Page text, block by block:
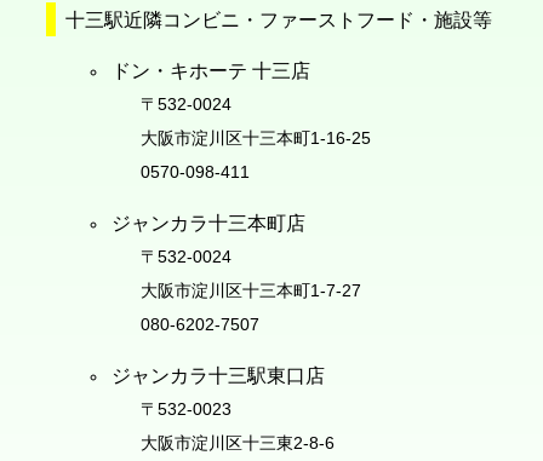
十三駅近隣コンビニ・ファーストフード・施設等
ドン・キホーテ 十三店
〒532-0024
大阪市淀川区十三本町1-16-25
0570-098-411
ジャンカラ十三本町店
〒532-0024
大阪市淀川区十三本町1-7-27
080-6202-7507
ジャンカラ十三駅東口店
〒532-0023
大阪市淀川区十三東2-8-6